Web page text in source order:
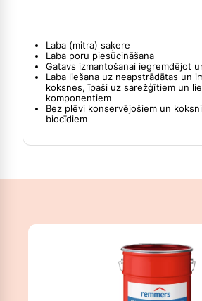
Laba (mitra) saķere
Laba poru piesūcināšana
Gatavs izmantošanai iegremdējot
Laba liešana uz neapstrādātas un
koksnes, īpaši uz sarežģītiem un
komponentiem
Bez plēvi konservējošiem un
biocīdiem